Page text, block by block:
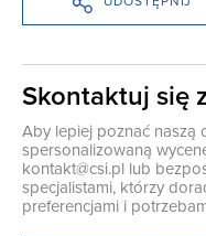
Skontaktuj się
Aby lepiej poznać naszą
spersonalizowaną
kontakt@csi.pl lub
specjalistami, którzy
preferencjami i